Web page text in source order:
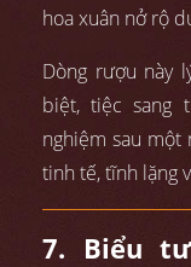
hoa xuân nở rộ
Dòng rượu này
biệt, tiệc sang
nghiệm sau
tinh tế, tĩnh lặng
7. Biểu